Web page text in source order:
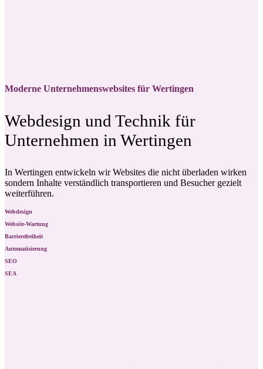
Moderne Unternehmenswebsites für Wertingen
Webdesign und Technik für
Unternehmen in Wertingen
In Wertingen entwickeln wir Websites die nicht überladen wirken
sondern Inhalte verständlich transportieren und Besucher gezielt
weiterführen.
Webdesign
Website-Wartung
Barrierefreiheit
Automatisierung
SEO
SEA